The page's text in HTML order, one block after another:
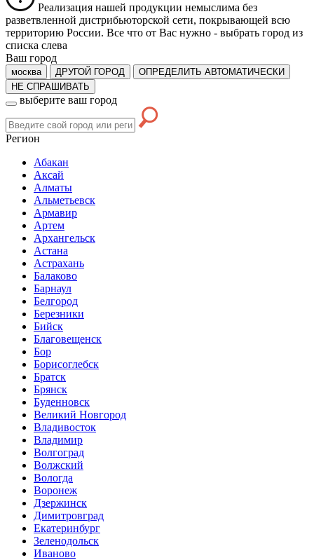
Реализация нашей продукции немыслима без
разветвленной дистрибьюторской сети, покрывающей всю
территорию России. Все что от Вас нужно - выбрать город из
списка слева
Ваш город
москва ДРУГОЙ ГОРОД
ОПРЕДЕЛИТЬ АВТОМАТИЧЕСКИ
НЕ СПРАШИВАТЬ
выберите ваш город
Регион
Абакан
Аксай
Алматы
Альметьевск
Армавир
Артем
Архангельск
Астана
Астрахань
Балаково
Барнаул
Белгород
Березники
Бийск
Благовещенск
Бор
Борисоглебск
Братск
Брянск
Буденновск
Великий Новгород
Владивосток
Владимир
Волгоград
Волжский
Вологда
Воронеж
Дзержинск
Димитровград
Екатеринбург
Зеленодольск
Иваново